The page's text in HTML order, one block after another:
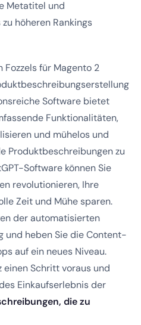
Metatitel und
höheren Rankings
Fozzels für Magento 2
Software bietet
Funktionalitäten,
und mühelos und
Produktbeschreibungen zu
Software können Sie
revolutionieren, Ihre
Zeit und Mühe sparen.
der automatisierten
und heben Sie die Content-
auf ein neues Niveau.
einen Schritt voraus und
Einkaufserlebnis der
die zu